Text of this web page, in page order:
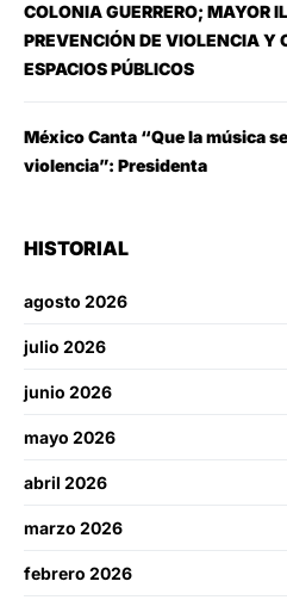
COLONIA GUERRERO; MAYOR
PREVENCIÓN DE VIOLENCIA Y
ESPACIOS PÚBLICOS
México Canta “Que la música
violencia”: Presidenta
HISTORIAL
agosto 2026
julio 2026
junio 2026
mayo 2026
abril 2026
marzo 2026
febrero 2026